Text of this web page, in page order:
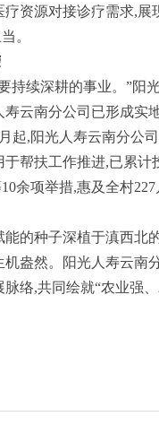
资源对接诊疗需求,
。
持续深耕的事业。”阳
云南分公司已形成实
起,阳光人寿云南分公
帮扶工作推进,已累计
余项举措,惠及全村
的种子深植于滇西北
盎然。阳光人寿云南
络,共同绘就“农业强